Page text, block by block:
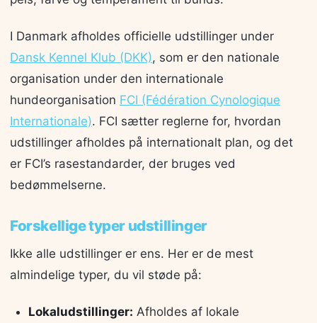
I Danmark afholdes officielle udstillinger under
Dansk Kennel Klub (DKK), som er den nationale
organisation under den internationale
hundeorganisation FCI (Fédération Cynologique
Internationale). FCI sætter reglerne for, hvordan
udstillinger afholdes på internationalt plan, og det
er FCI’s rasestandarder, der bruges ved
bedømmelserne.
Forskellige typer udstillinger
Ikke alle udstillinger er ens. Her er de mest
almindelige typer, du vil støde på:
Lokaludstillinger: Afholdes af lokale